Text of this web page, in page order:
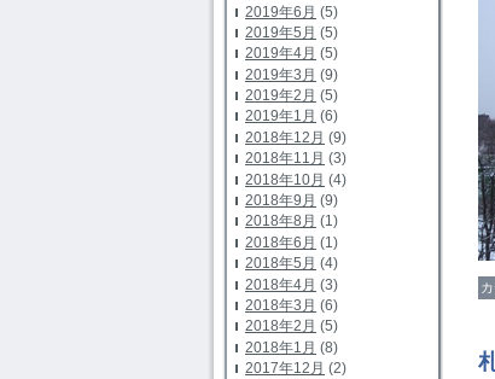
2019年6月 (5)
2019年5月 (5)
2019年4月 (5)
2019年3月 (9)
2019年2月 (5)
2019年1月 (6)
2018年12月 (9)
2018年11月 (3)
2018年10月 (4)
2018年9月 (9)
2018年8月 (1)
2018年6月 (1)
2018年5月 (4)
2018年4月 (3)
2018年3月 (6)
2018年2月 (5)
2018年1月 (8)
2017年12月 (2)